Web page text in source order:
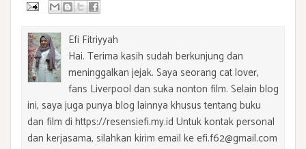
Efi Fitriyyah
Hai. Terima kasih sudah berkunjung dan
meninggalkan jejak. Saya seorang cat lover,
fans Liverpool dan suka nonton film. Selain blog
ini, saya juga punya blog lainnya khusus tentang buku
dan film di https://resensiefi.my.id Untuk kontak personal
dan kerjasama, silahkan kirim email ke efi.f62@gmail.com